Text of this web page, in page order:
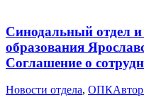
Синодальный отдел
образования
Соглашение о
Новости отдела, ОПК